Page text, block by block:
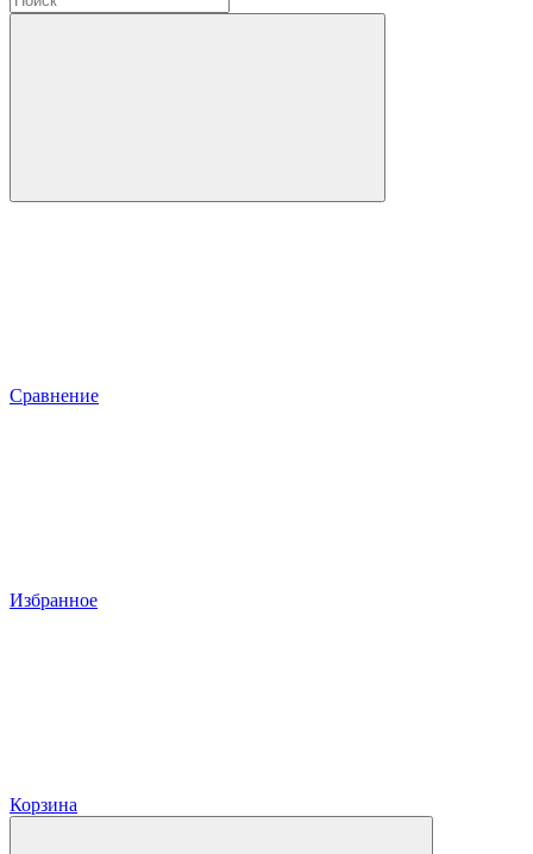
Сравнение
Избранное
Корзина